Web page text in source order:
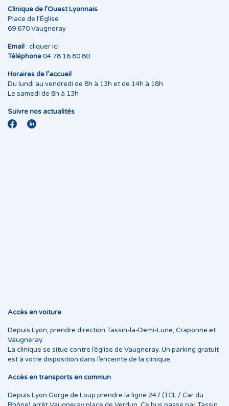
Clinique de l’Ouest Lyonnais
Place de l’Église
69 670 Vaugneray
Email : cliquer ici
Téléphone04 78 16 80 80
Horaires de l’accueil
Du lundi au vendredi de 8h à 13h et de 14h à 18h
Le samedi de 8h à 13h
Suivre nos actualités
Accès en voiture
Depuis Lyon, prendre direction Tassin-la-Demi-Lune, Craponne et
Vaugneray.
La clinique se situe contre l’église de Vaugneray. Un parking gratuit
est à votre disposition dans l’enceinte de la clinique.
Accès en transports en commun
Depuis Lyon Gorge de Loup prendre la ligne 247 (TCL / Car du